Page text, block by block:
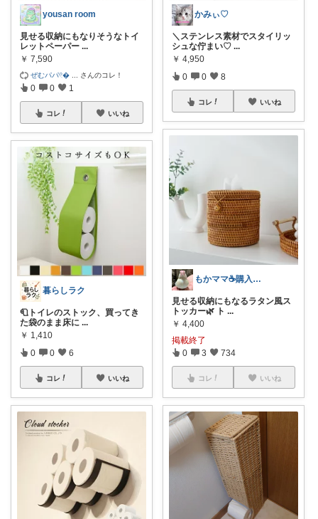
yousan room
見せる収納にもなりそうなトイ
レットペーパー ...
￥ 7,590
ぜむパパ𓏲 さんのコレ！
0 0 1
コレ いいね
暮らしラク
🧻トイレのストック、買ってき
た袋のまま床に ...
￥ 1,410
0 0 6
コレ いいね
かみぃ♡
＼ステンレス素材でスタイリッ
シュな佇まい♡ ...
￥ 4,950
0 0 8
コレ いいね
もかママ☕️購入ありがとうございます💕
見せる収納にもなるラタン風ス
トッカー🌿 ト ...
￥ 4,400
掲載終了
0 3 734
コレ いいね